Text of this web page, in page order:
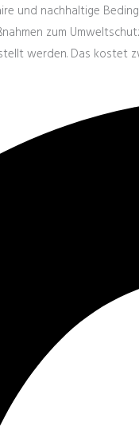
und nachhaltige
zum
werden. Das kostet